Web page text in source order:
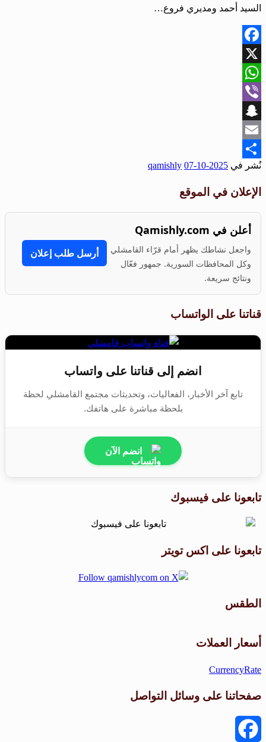
السيد أحمد ومديري فروع…
Facebook
X
WhatsApp
Viber
Snapchat
Email
Share
نُشر في 2025-10-07
qamishly
الإعلان في الموقع
أعلن في Qamishly.com
واجعل نشاطك يظهر أمام قرّاء القامشلي
وكل المحافظات السورية. جمهور فعّال
ونتائج سريعة.
أرسل طلب إعلان
قناتنا على الواتساب
انضم إلى قناتنا على واتساب
تابع آخر الأخبار، الفعاليات، وتحديثات مجتمع القامشلي لحظة
بلحظة مباشرة على هاتفك.
انضم الآن
تابعونا على فيسبوك
تابعونا على اكس تويتر
الطقس
أسعار العملات
CurrencyRate
صفحاتنا على وسائل التواصل